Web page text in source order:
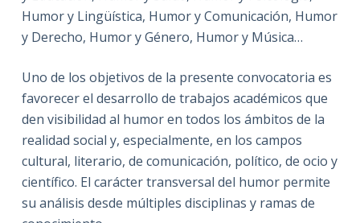
Humor y Lingüística, Humor y Comunicación, Humor
y Derecho, Humor y Género, Humor y Música…
Uno de los objetivos de la presente convocatoria es
favorecer el desarrollo de trabajos académicos que
den visibilidad al humor en todos los ámbitos de la
realidad social y, especialmente, en los campos
cultural, literario, de comunicación, político, de ocio y
científico. El carácter transversal del humor permite
su análisis desde múltiples disciplinas y ramas de